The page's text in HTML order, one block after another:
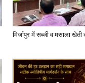
मिर्जापुर में सब्जी व मसाला खेती